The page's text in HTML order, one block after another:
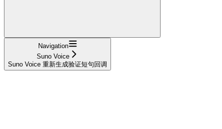
Navigation
Suno Voice
Suno Voice 重新生成验证短句回调